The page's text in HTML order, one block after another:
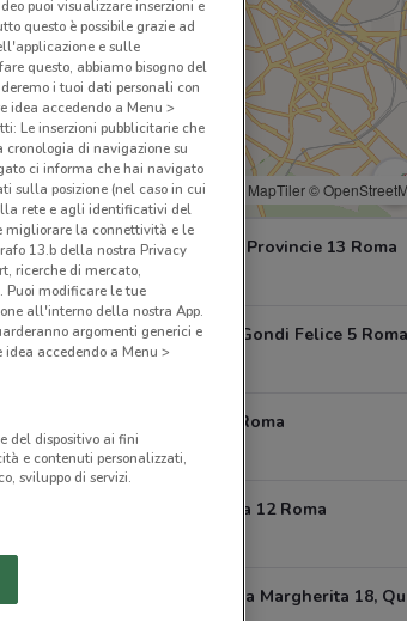
© MapTiler©
Viale Delle Provincie 13 Roma
Via Grossi Gondi Felice 5 Roma
1 km
Via Rieti 8 Roma
1.3 km
Viale Eritrea 12 Roma
Viale Regina Margherita 18,
puoi visualizzare inserzioni e
questo è possibile grazie ad
e sulle
questo, abbiamo bisogno del
i tuoi dati personali con
idea accedendo a Menu >
Le inserzioni pubblicitarie che
di navigazione su
ci informa che hai navigato
sulla posizione (nel caso in cui
rete e agli identificativi del
migliorare la connettività e le
13.b della nostra Privacy
ricerche di mercato,
Puoi modificare le tue
all'interno della nostra App.
argomenti generici e
accedendo a Menu >
del dispositivo ai fini
e contenuti personalizzati,
sviluppo di servizi.